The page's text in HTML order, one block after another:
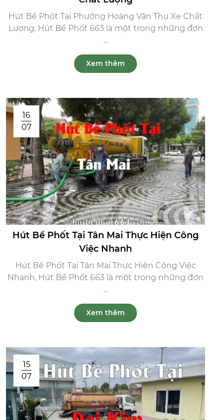
Hút Bể Phốt Tại Phường Hoàng Văn Thụ Xe Chất
Lượng, Hút Bể Phốt 663 là một trong những đơn
...
Xem thêm
16
07
Hút Bể Phốt Tại Tân Mai Thực Hiện Công
Việc Nhanh
Hút Bể Phốt Tại Tân Mai Thực Hiện Công Việc
Nhanh, Hút Bể Phốt 663 là một trong những đơn
...
Xem thêm
15
07